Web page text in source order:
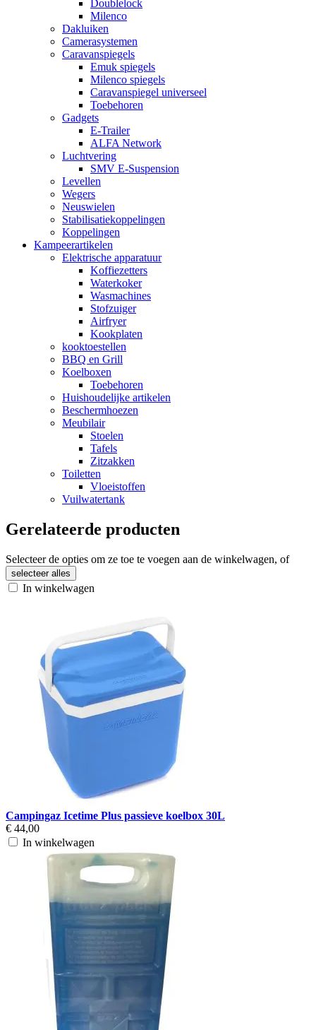
Doublelock
Milenco
Dakluiken
Camerasystemen
Caravanspiegels
Emuk spiegels
Milenco spiegels
Caravanspiegel universeel
Toebehoren
Gadgets
E-Trailer
ALFA Network
Luchtvering
SMV E-Suspension
Levellen
Wegers
Neuswielen
Stabilisatiekoppelingen
Koppelingen
Kampeerartikelen
Elektrische apparatuur
Koffiezetters
Waterkoker
Wasmachines
Stofzuiger
Airfryer
Kookplaten
kooktoestellen
BBQ en Grill
Koelboxen
Toebehoren
Huishoudelijke artikelen
Beschermhoezen
Meubilair
Stoelen
Tafels
Zitzakken
Toiletten
Vloeistoffen
Vuilwatertank
Gerelateerde producten
Selecteer de opties om ze toe te voegen aan de winkelwagen, of
selecteer alles
In winkelwagen
Campingaz Icetime Plus passieve koelbox 30L
€ 44,00
In winkelwagen